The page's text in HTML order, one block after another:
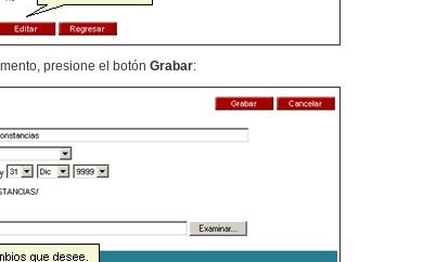
presione el botón Grabar: